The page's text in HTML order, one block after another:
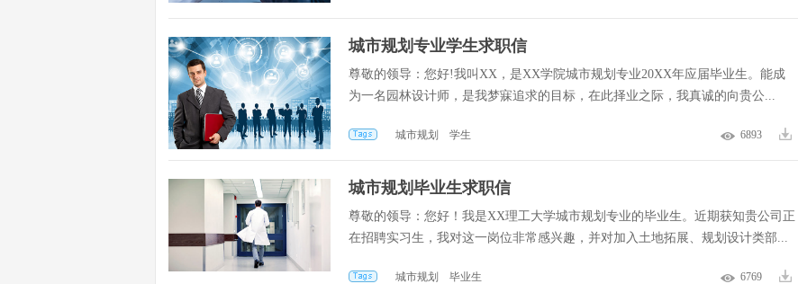
城市规划专业学生求职信
尊敬的领导：您好!我叫XX，是XX学院城市规划专业20XX年应届毕业生。能成
为一名园林设计师，是我梦寐追求的目标，在此择业之际，我真诚的向贵公...
城市规划 学生 6893
城市规划毕业生求职信
尊敬的领导：您好！我是XX理工大学城市规划专业的毕业生。近期获知贵公司正
在招聘实习生，我对这一岗位非常感兴趣，并对加入土地拓展、规划设计类部...
城市规划 毕业生 6769